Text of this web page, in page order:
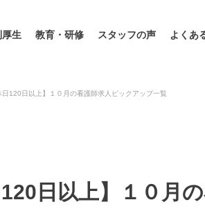
生 教育・研修 スタッフの声 よくあ
日120日以上】１０月の看護師求人ピックアップ一覧
日以上】１０月